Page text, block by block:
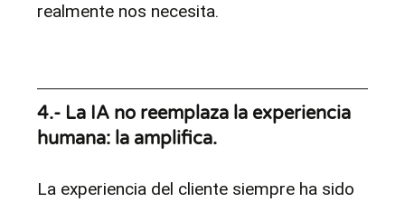
realmente nos necesita.
4.- La IA no reemplaza la experiencia
humana: la amplifica.
La experiencia del cliente siempre ha sido